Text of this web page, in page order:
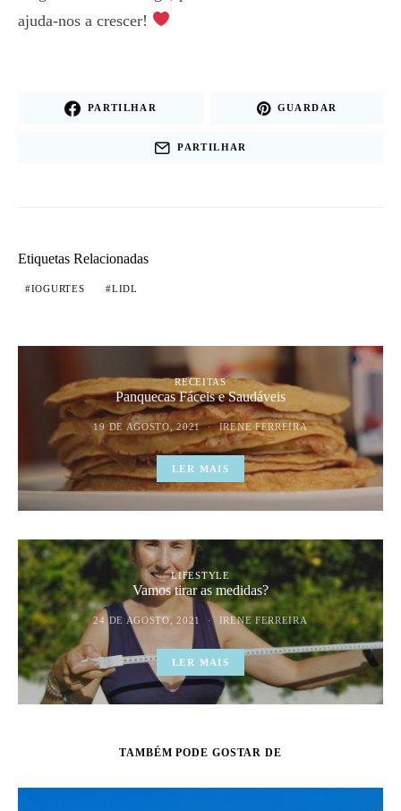
ajuda-nos a crescer!
PARTILHAR GUARDAR
PARTILHAR
Etiquetas Relacionadas
IOGURTES LIDL
RECEITAS
Panquecas Fáceis e Saudáveis
19 DE AGOSTO, 2021 IRENE FERREIRA
LER MAIS
LIFESTYLE
Vamos tirar as medidas?
24 DE AGOSTO, 2021 IRENE FERREIRA
LER MAIS
TAMBÉM PODE GOSTAR DE